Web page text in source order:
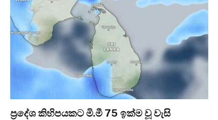
ප්‍රදේශ කිහිපයකට මි.මී 75 ඉක්ම වූ වැසි